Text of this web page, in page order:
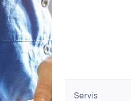
Servis